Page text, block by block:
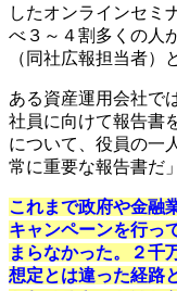
したオンラインセミ
べ３～４割多くの人
（同社広報担当者）
ある資産運用会社で
社員に向けて報告書
について、役員の一
常に重要な報告書だ
これまで政府や金融
キャンペーンを行っ
まらなかった。２千
想定とは違った経路